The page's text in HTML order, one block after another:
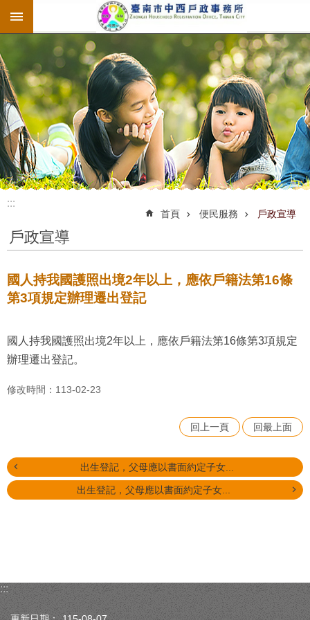
跳到主要內容區塊
:::
:::
首頁 便民服務 戶政宣導
戶政宣導
國人持我國護照出境2年以上，應依戶籍法第16條
第3項規定辦理遷出登記
國人持我國護照出境2年以上，應依戶籍法第16條第3項規定
辦理遷出登記。
修改時間：113-02-23
回上一頁 回最上面
出生登記，父母應以書面約定子女...
出生登記，父母應以書面約定子女...
:::